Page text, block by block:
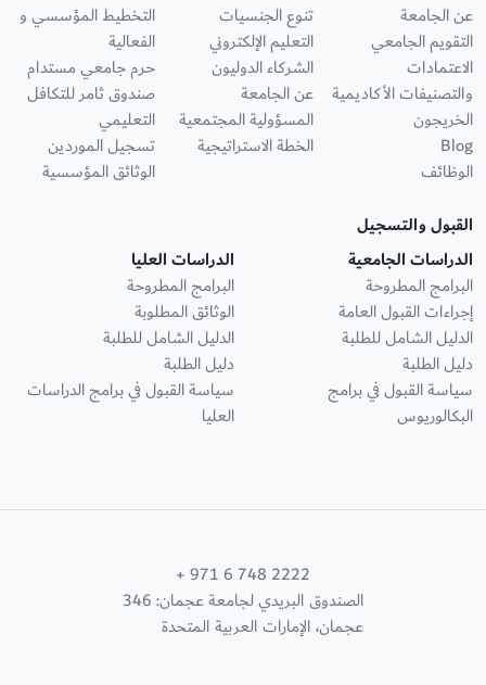
عن الجامعة
التقويم الجامعي
الاعتمادات
والتصنيفات الأكاديمية
الخريجون
Blog
الوظائف
تنوع الجنسيات
التعليم الإلكتروني
الشركاء الدوليون
عن الجامعة
المسؤولية المجتمعية
الخطة الاستراتيجية
التخطيط المؤسسي و
الفعالية
حرم جامعي مستدام
صندوق ثامر للتكافل
التعليمي
تسجيل الموردين
الوثائق المؤسسية
القبول والتسجيل
الدراسات الجامعية
البرامج المطروحة
إجراءات القبول العامة
الدليل الشامل للطلبة
دليل الطلبة
سياسة القبول في برامج
البكالوريوس
الدراسات العليا
البرامج المطروحة
الوثائق المطلوبة
الدليل الشامل للطلبة
دليل الطلبة
سياسة القبول في برامج الدراسات
العليا
+ 971 6 748 2222
الصندوق البريدي لجامعة عجمان: 346
عجمان، الإمارات العربية المتحدة